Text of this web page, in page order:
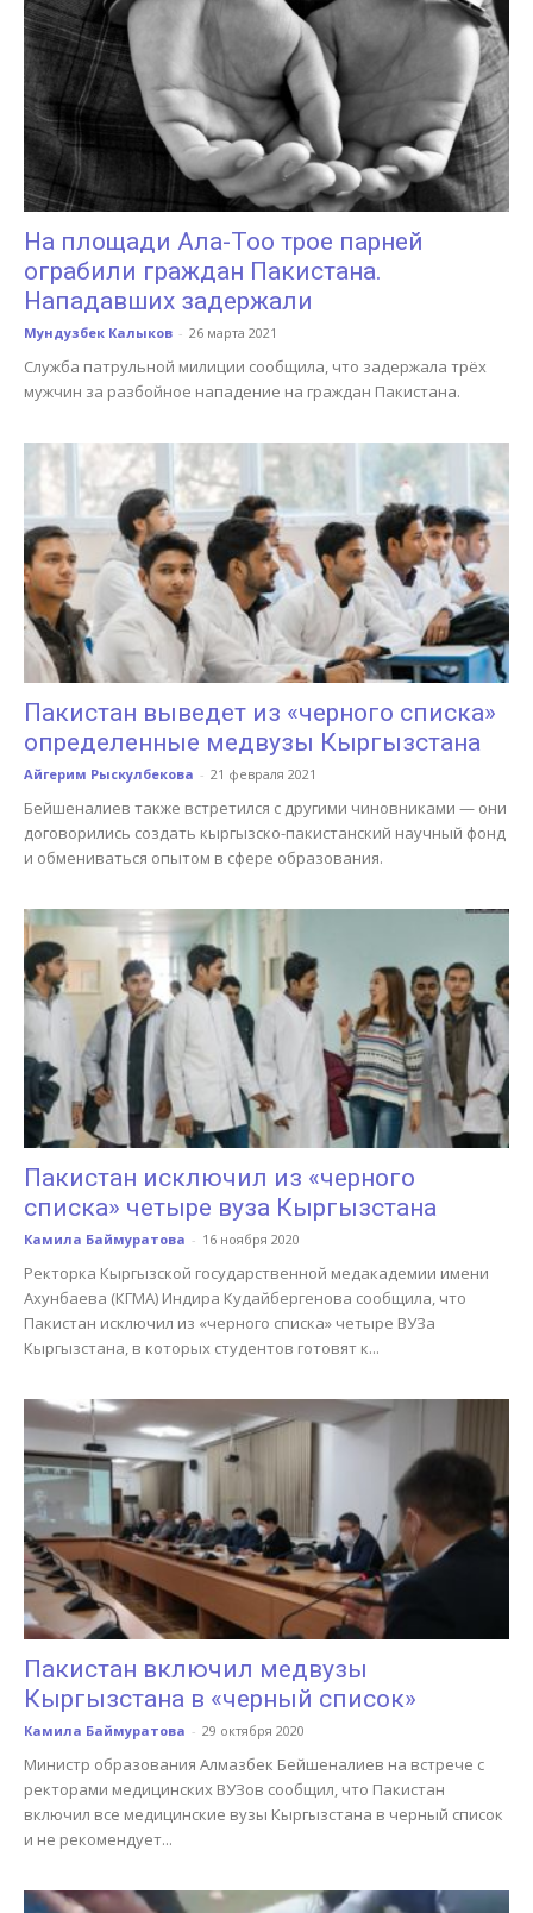
На площади Ала-Тоо трое парней
ограбили граждан Пакистана.
Нападавших задержали
Мундузбек Калыков - 26 марта 2021
Служба патрульной милиции сообщила, что задержала трёх
мужчин за разбойное нападение на граждан Пакистана.
Пакистан выведет из «черного списка»
определенные медвузы Кыргызстана
Айгерим Рыскулбекова - 21 февраля 2021
Бейшеналиев также встретился с другими чиновниками — они
договорились создать кыргызско-пакистанский научный фонд
и обмениваться опытом в сфере образования.
Пакистан исключил из «черного
списка» четыре вуза Кыргызстана
Камила Баймуратова - 16 ноября 2020
Ректорка Кыргызской государственной медакадемии имени
Ахунбаева (КГМА) Индира Кудайбергенова сообщила, что
Пакистан исключил из «черного списка» четыре ВУЗа
Кыргызстана, в которых студентов готовят к...
Пакистан включил медвузы
Кыргызстана в «черный список»
Камила Баймуратова - 29 октября 2020
Министр образования Алмазбек Бейшеналиев на встрече с
ректорами медицинских ВУЗов сообщил, что Пакистан
включил все медицинские вузы Кыргызстана в черный список
и не рекомендует...